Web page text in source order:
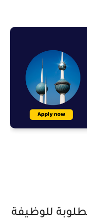
للوظيفة